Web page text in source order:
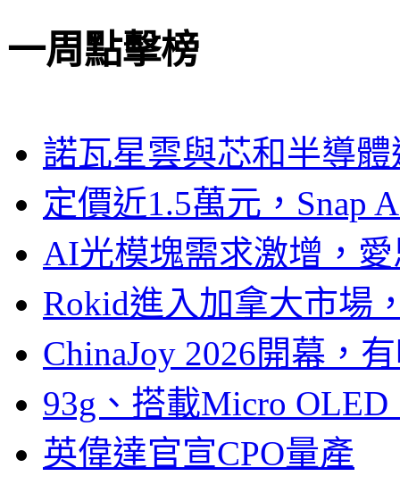
一周點擊榜
諾瓦星雲與芯和半導
定價近1.5萬元，Snap
AI光模塊需求激增，
Rokid進入加拿大市場
ChinaJoy 2026開幕，
93g、搭載Micro
英偉達官宣CPO量產